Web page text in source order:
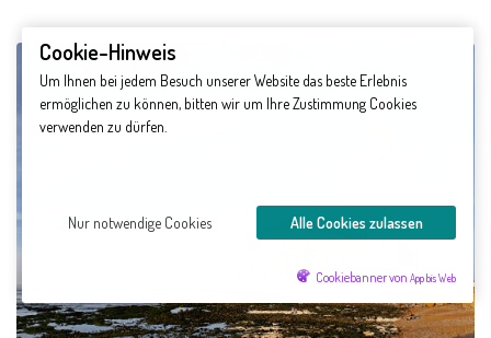
Cookie-Hinweis
Um Ihnen bei jedem Besuch unserer Website das beste Erlebnis
ermöglichen zu können, bitten wir um Ihre Zustimmung Cookies
verwenden zu dürfen.
Nur notwendige Cookies Alle Cookies zulassen
Cookiebanner von App bis Web